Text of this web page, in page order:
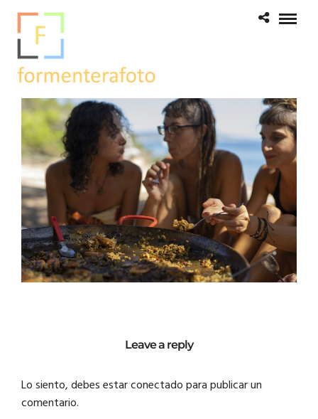
Leave a reply
Lo siento, debes estarconectadopara publicar un
comentario.